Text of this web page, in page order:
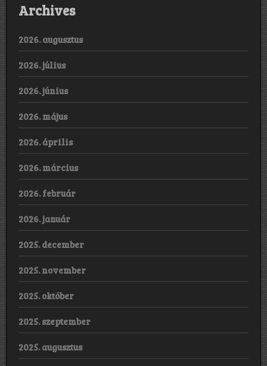
Archives
2026. augusztus
2026. július
2026. június
2026. május
2026. április
2026. március
2026. február
2026. január
2025. december
2025. november
2025. október
2025. szeptember
2025. augusztus